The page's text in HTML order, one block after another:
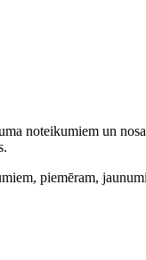
noteikumiem un
piemēram,